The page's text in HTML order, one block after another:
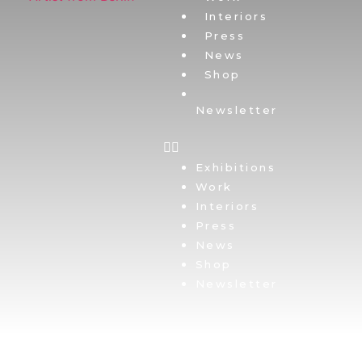
Interiors
Press
News
Shop
Newsletter
Exhibitions
Work
Interiors
Press
News